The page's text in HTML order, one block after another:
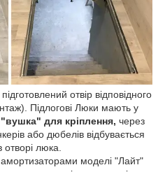
отвір відповідного
Підлогові Люки мають у
"вушка" для кріплення, через
або дюбелів відбувається
отворі люка.
амортизаторами моделі "Лайт"